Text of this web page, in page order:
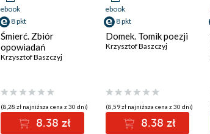
ebook
8 pkt
Śmierć. Zbiór
opowiadań
Krzysztof Baszczyj
(8,28 zł najniższa cena z 30 dni)
8.38 zł
ebook
8 pkt
Domek. Tomik poezji
Krzysztof Baszczyj
(8,59 zł najniższa cena z 30 dni)
8.38 zł